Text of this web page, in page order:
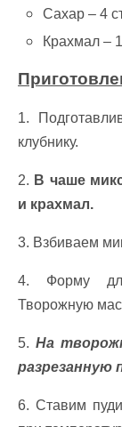
Сахар – 4
Крахмал –
1.
клубнику.
2. В чаше
и крахмал.
3. Взбиваем
4. Форму
Творожную
5. На
разрезанную
6. Ставим